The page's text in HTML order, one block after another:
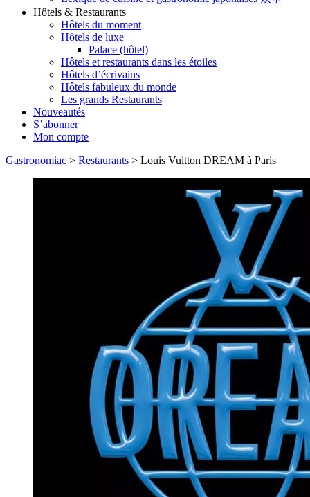
Hôtels & Restaurants
Hôtels du moment
Hôtels de luxe
Palace (hôtel)
Hôtels et restaurants dans les étoiles
Hôtels d’écrivains
Hôtels fabuleux du monde
Les grands Restaurants
Nouveautés
S’abonner
Mon compte
Gastronomiac > Restaurants > Louis Vuitton DREAM à Paris